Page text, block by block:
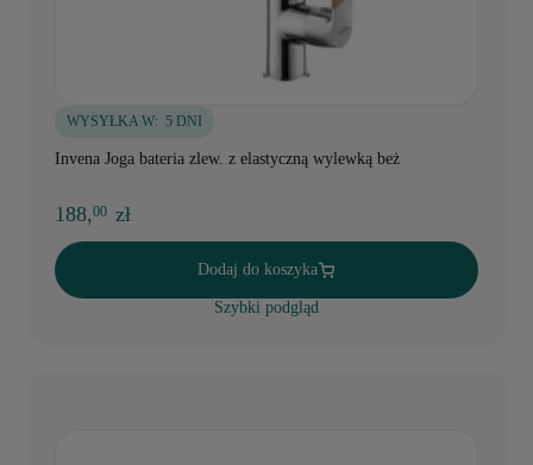
WYSYŁKA W: 5 DNI
Invena Joga bateria zlew. z elastyczną wylewką beż
188,00 zł
Dodaj do koszyka
Szybki podgląd